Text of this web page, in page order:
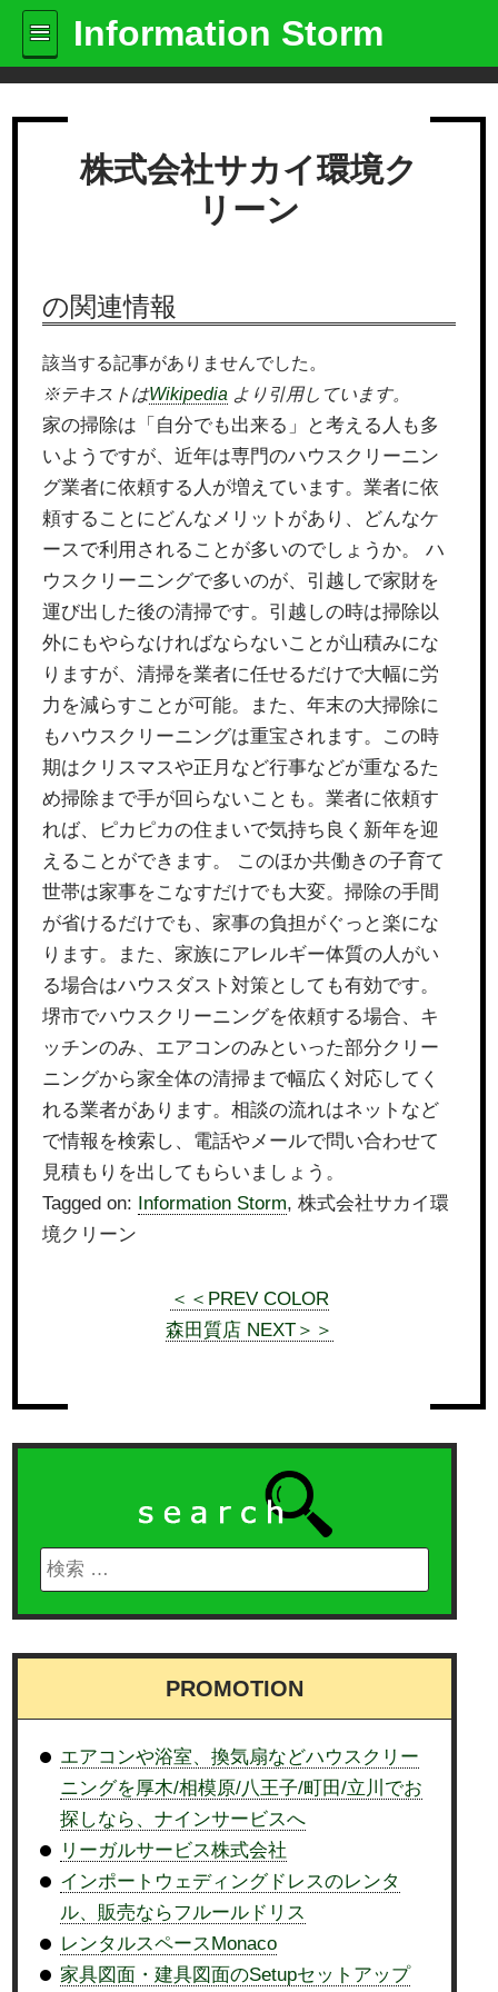
Information Storm
株式会社サカイ環境ク
リーン
の関連情報
該当する記事がありませんでした。
※テキストはWikipedia より引用しています。
家の掃除は「自分でも出来る」と考える人も多
いようですが、近年は専門のハウスクリーニン
グ業者に依頼する人が増えています。業者に依
頼することにどんなメリットがあり、どんなケ
ースで利用されることが多いのでしょうか。 ハ
ウスクリーニングで多いのが、引越しで家財を
運び出した後の清掃です。引越しの時は掃除以
外にもやらなければならないことが山積みにな
りますが、清掃を業者に任せるだけで大幅に労
力を減らすことが可能。また、年末の大掃除に
もハウスクリーニングは重宝されます。この時
期はクリスマスや正月など行事などが重なるた
め掃除まで手が回らないことも。業者に依頼す
れば、ピカピカの住まいで気持ち良く新年を迎
えることができます。 このほか共働きの子育て
世帯は家事をこなすだけでも大変。掃除の手間
が省けるだけでも、家事の負担がぐっと楽にな
ります。また、家族にアレルギー体質の人がい
る場合はハウスダスト対策としても有効です。
堺市でハウスクリーニングを依頼する場合、キ
ッチンのみ、エアコンのみといった部分クリー
ニングから家全体の清掃まで幅広く対応してく
れる業者があります。相談の流れはネットなど
で情報を検索し、電話やメールで問い合わせて
見積もりを出してもらいましょう。
Tagged on: Information Storm, 株式会社サカイ環
境クリーン
＜＜PREV COLOR
森田質店 NEXT＞＞
PROMOTION
エアコンや浴室、換気扇などハウスクリー
ニングを厚木/相模原/八王子/町田/立川でお
探しなら、ナインサービスへ
リーガルサービス株式会社
インポートウェディングドレスのレンタ
ル、販売ならフルールドリス
レンタルスペースMonaco
家具図面・建具図面のSetupセットアップ